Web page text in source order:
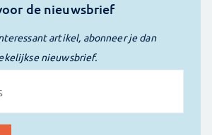
de nieuwsbrief
artikel, abonneer je dan
nieuwsbrief.